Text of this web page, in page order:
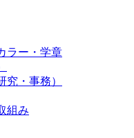
ラー・学章
・事務）
組み